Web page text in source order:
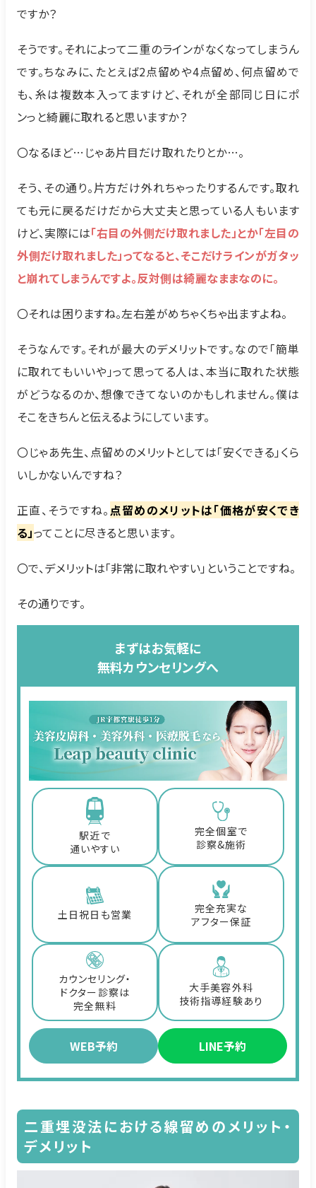
ですか？
そうです。それによって二重のラインがなくなってしまうん
です。ちなみに、たとえば2点留めや4点留め、何点留めで
も、糸は複数本入ってますけど、それが全部同じ日にポ
ンっと綺麗に取れると思いますか？
〇なるほど…じゃあ片目だけ取れたりとか…。
そう、その通り。片方だけ外れちゃったりするんです。取れ
ても元に戻るだけだから大丈夫と思っている人もいます
けど、実際には「右目の外側だけ取れました」とか「左目の
外側だけ取れました」ってなると、そこだけラインがガタッ
と崩れてしまうんですよ。反対側は綺麗なままなのに。
〇それは困りますね。左右差がめちゃくちゃ出ますよね。
そうなんです。それが最大のデメリットです。なので「簡単
に取れてもいいや」って思ってる人は、本当に取れた状態
がどうなるのか、想像できてないのかもしれません。僕は
そこをきちんと伝えるようにしています。
〇じゃあ先生、点留めのメリットとしては「安くできる」くら
いしかないんですね？
正直、そうですね。 点留めのメリットは「価格が安くでき
る」ってことに尽きると思います。
〇で、デメリットは「非常に取れやすい」ということですね。
その通りです。
まずはお気軽に
無料カウンセリングへ
駅近で
通いやすい
完全個室で
診察&施術
土日祝日も営業
完全充実な
アフター保証
カウンセリング・
ドクター診察は
完全無料
大手美容外科
技術指導経験あり
WEB予約 LINE予約
二重埋没法における線留めのメリット・
デメリット